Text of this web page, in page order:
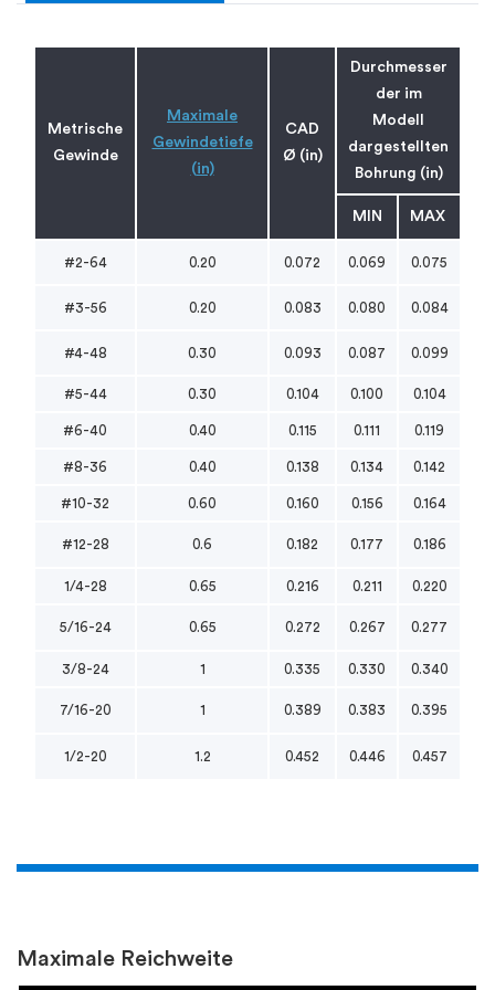
Metrische
Gewinde
Maximale
Gewindetiefe
(in)
CAD
Ø (in)
Durchmesser
der im
Modell
dargestellten
Bohrung (in)
MIN MAX
#2-64 0.20 0.072 0.069 0.075
#3-56 0.20 0.083 0.080 0.084
#4-48 0.30 0.093 0.087 0.099
#5-44 0.30 0.104 0.100 0.104
#6-40 0.40 0.115 0.111 0.119
#8-36 0.40 0.138 0.134 0.142
#10-32 0.60 0.160 0.156 0.164
#12-28 0.6 0.182 0.177 0.186
1/4-28 0.65 0.216 0.211 0.220
5/16-24 0.65 0.272 0.267 0.277
3/8-24 1 0.335 0.330 0.340
7/16-20 1 0.389 0.383 0.395
1/2-20 1.2 0.452 0.446 0.457
Maximale Reichweite